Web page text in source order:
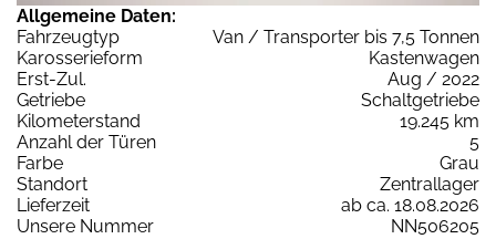
Allgemeine Daten:
Fahrzeugtyp
Van / Transporter bis 7,5 Tonnen
Karosserieform
Kastenwagen
Erst-Zul.
Aug / 2022
Getriebe
Schaltgetriebe
Kilometerstand
19.245 km
Anzahl der Türen
5
Farbe
Grau
Standort
Zentrallager
Lieferzeit
ab ca. 18.08.2026
Unsere Nummer
NN506205